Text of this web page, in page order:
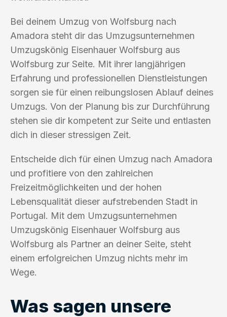
Bei deinem Umzug von Wolfsburg nach
Amadora steht dir das Umzugsunternehmen
Umzugskönig Eisenhauer Wolfsburg aus
Wolfsburg zur Seite. Mit ihrer langjährigen
Erfahrung und professionellen Dienstleistungen
sorgen sie für einen reibungslosen Ablauf deines
Umzugs. Von der Planung bis zur Durchführung
stehen sie dir kompetent zur Seite und entlasten
dich in dieser stressigen Zeit.
Entscheide dich für einen Umzug nach Amadora
und profitiere von den zahlreichen
Freizeitmöglichkeiten und der hohen
Lebensqualität dieser aufstrebenden Stadt in
Portugal. Mit dem Umzugsunternehmen
Umzugskönig Eisenhauer Wolfsburg aus
Wolfsburg als Partner an deiner Seite, steht
einem erfolgreichen Umzug nichts mehr im
Wege.
Was sagen unsere